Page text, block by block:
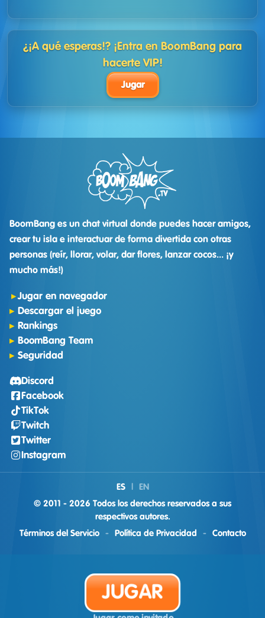
¿¡A qué esperas!? ¡Entra en BoomBang para
hacerte VIP!
Jugar
JUGAR
BoomBang es un chat virtual donde puedes hacer amigos,
crear tu isla e interactuar de forma divertida con otras
personas (reír, llorar, volar, dar flores, lanzar cocos... ¡y
mucho más!)
Jugar en navegador
Descargar el juego
Rankings
BoomBang Team
Seguridad
Discord
Facebook
TikTok
Twitch
Twitter
Instagram
ES
EN
© 2011 - 2026 Todos los derechos reservados a sus
respectivos autores.
Términos del Servicio
- Política de Privacidad - Contacto